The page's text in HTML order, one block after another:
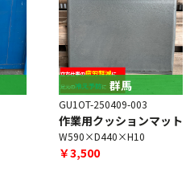
群馬
GU1OT-250409-003
作業用クッションマット
W590×D440×H10
￥3,500